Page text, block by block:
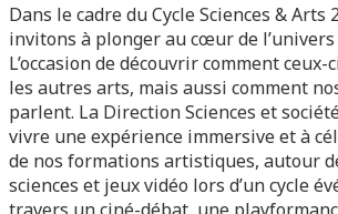
Dans le cadre du Cycle Sciences & Arts
invitons à plonger au cœur de l’univers
L’occasion de découvrir comment
les autres arts, mais aussi comment
parlent. La Direction Sciences et
vivre une expérience immersive et à
de nos formations artistiques, autour
sciences et jeux vidéo lors d’un cycle
travers un ciné-débat, une